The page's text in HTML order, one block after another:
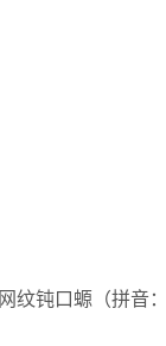
网纹钝口螈（拼音：